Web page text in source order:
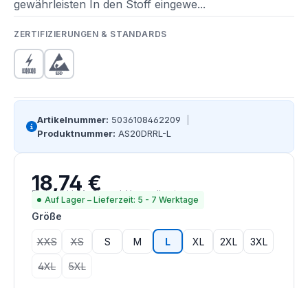
gewährleisten In den Stoff eingewe...
ZERTIFIZIERUNGEN & STANDARDS
Artikelnummer: 5036108462209
Produktnummer: AS20DRRL-L
Regulärer Preis:
18,74 €
Preise inkl. MwSt. zzgl. Versandkosten
Auf Lager – Lieferzeit: 5 - 7 Werktage
Größe
XXS(Diese Option ist zurzeit nicht verfügbar.)
XS(Diese Option ist zurzeit nicht verfügbar.)
S M L XL 2XL 3XL
4XL(Diese Option ist zurzeit nicht verfügbar.)
5XL(Diese Option ist zurzeit nicht verfügbar.)